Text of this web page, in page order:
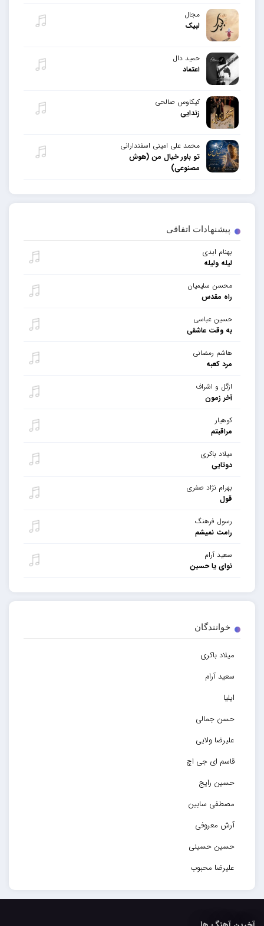
پیشنهادات اتفاقی
بهنام ابدی
لیله ولیله
محسن سلیمیان
راه مقدس
حسین عباسی
به وقت عاشقی
هاشم رمضانی
مرد کعبه
ازگل و اشراف
آخر زمون
کوهیار
مراقبتم
میلاد باکری
دوتایی
بهرام نژاد صفری
قول
رسول فرهنگ
رامت نمیشم
سعید آرام
نوای یا حسین
خوانندگان
میلاد باکری
سعید آرام
ایلیا
حسن جمالی
علیرضا ولایی
قاسم ای جی اچ
حسین رایج
مصطفی سابین
آرش معروفی
حسین حسینی
علیرضا محبوب
حسین حصارکی
مجال
لبیک
حمید دال
اعتماد
کیکاوس صالحی
زندایی
محمد علی امینی اسفندارانی
تو باور خیال من (هوش
مصنوعی)